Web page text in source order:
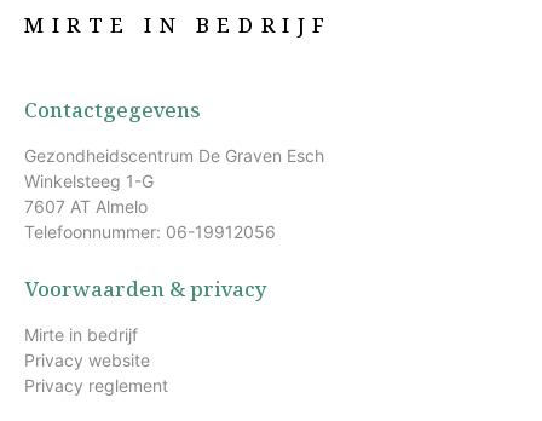
MIRTE IN BEDRIJF
Contactgegevens
Gezondheidscentrum De Graven Esch
Winkelsteeg 1-G
7607 AT Almelo
Telefoonnummer: 06-19912056
Voorwaarden & privacy
Mirte in bedrijf
Privacy website
Privacy reglement